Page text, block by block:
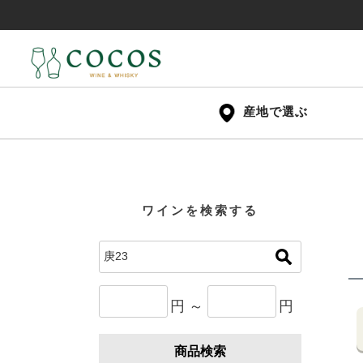
産地で選ぶ
ワインを検索する
円 ～ 円
商品検索